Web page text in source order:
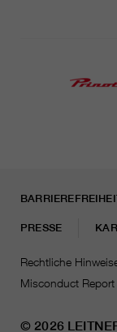
PRESSE
Rechtliche
Misconduct Report
© 2026